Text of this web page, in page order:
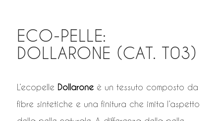
ECO-PELLE:
DOLLARONE (CAT. T03)
L’ecopelle Dollaroneè un tessuto composto da
fibre sintetiche e una finitura che imita l’aspetto